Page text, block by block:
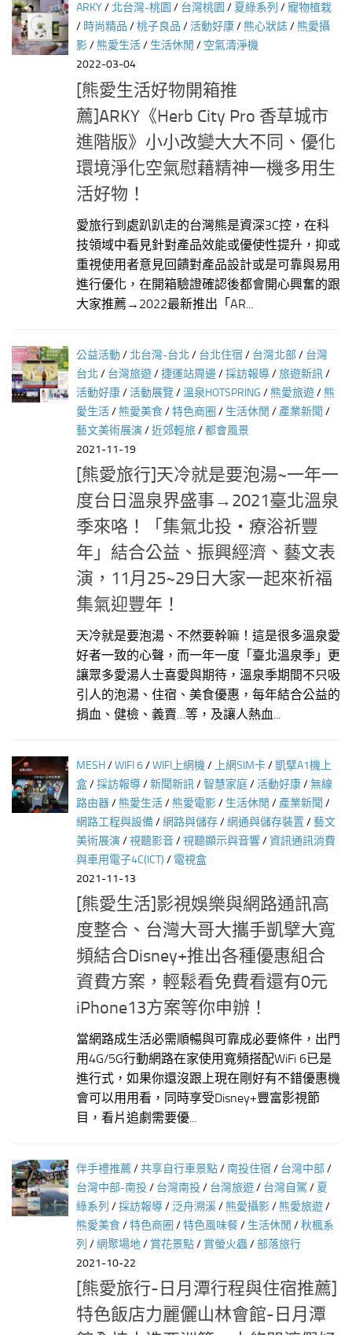
ARKY/北台灣-桃園 / 台灣桃園 / 夏綠系列 /寵物植栽
/ 時尚精品 /桃子良品 /活動好康/ 熊心狀誌/ 熊愛攝
影/ 熊愛生活/生活休閒 / 空氣清淨機
2022-03-04
[熊愛生活好物開箱推
薦]ARKY《Herb City Pro 香草城市
進階版》小小改變大大不同、優化
環境淨化空氣慰藉精神一機多用生
活好物！
愛旅行到處趴趴走的台灣熊是資深3C控，在科
技領域中看見針對產品效能或優使性提升，抑或
重視使用者意見回饋對產品設計或是可靠與易用
進行優化，在開箱驗證確認後都會開心興奮的跟
大家推薦→2022最新推出「AR...
公益活動/ 北台灣-台北 / 台北住宿 / 台灣北部 / 台灣
台北 / 台灣旅遊/捷運站周邊 /採訪報導/旅遊新訊/
活動好康/活動展覽/溫泉HOTSPRING / 熊愛旅遊/ 熊
愛生活/ 熊愛美食/特色商圈 / 生活休閒 / 產業新聞 /
藝文美術展演 /近郊輕旅/都會風景
2021-11-19
[熊愛旅行]天冷就是要泡湯~一年一
度台日溫泉界盛事→2021臺北溫泉
季來咯！「集氣北投‧療浴祈豐
年」結合公益、振興經濟、藝文表
演，11月25~29日大家一起來祈福
集氣迎豐年！
天冷就是要泡湯、不然要幹嘛！這是很多溫泉愛
好者一致的心聲，而一年一度「臺北溫泉季」更
讓眾多愛湯人士喜愛與期待，溫泉季期間不只吸
引人的泡湯、住宿、美食優惠，每年結合公益的
捐血、健檢、義賣…等，及讓人熱血...
MESH/WIFI 6/WIFI上網機/ 上網SIM卡/凱擘A1機上
盒/採訪報導/新聞新訊/智慧家庭/活動好康/無線
路由器/ 熊愛生活/ 熊愛電影/ 生活休閒 / 產業新聞 /
網路工程與設備/網路與儲存/網通與儲存裝置 /藝文
美術展演 /視聽影音/視聽顯示與音響/資訊通訊消費
與車用電子4C(ICT) / 電視盒
2021-11-13
[熊愛生活]影視娛樂與網路通訊高
度整合、台灣大哥大攜手凱擘大寬
頻結合Disney+推出各種優惠組合
資費方案，輕鬆看免費看還有0元
iPhone13方案等你申辦！
當網路成生活必需順暢與可靠成必要條件，出門
用4G/5G行動網路在家使用寬頻搭配WiFi 6已是
進行式，如果你還沒跟上現在剛好有不錯優惠機
會可以用用看，同時享受Disney+豐富影視節
目，看片追劇需要優...
伴手禮推薦/共享自行車景點/南投住宿 / 台灣中部 /
台灣中部-南投/ 台灣南投/ 台灣旅遊/ 台灣自駕 / 夏
綠系列 /採訪報導/泛舟溯溪 / 熊愛攝影/ 熊愛旅遊/
熊愛美食/特色商圈 /特色風味餐/ 生活休閒 /秋楓系
列 /網聚場地/ 賞花景點/ 賞螢火蟲 /部落旅行
2021-10-22
[熊愛旅行-日月潭行程與住宿推薦]
特色飯店力麗儷山林會館-日月潭